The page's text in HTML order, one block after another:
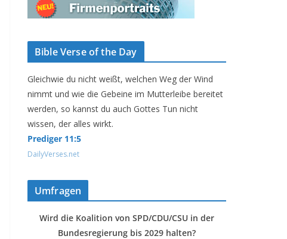
Bible Verse of the Day
Gleichwie du nicht weißt, welchen Weg der Wind
nimmt und wie die Gebeine im Mutterleibe bereitet
werden, so kannst du auch Gottes Tun nicht
wissen, der alles wirkt.
Prediger 11:5
DailyVerses.net
Umfragen
Wird die Koalition von SPD/CDU/CSU in der
Bundesregierung bis 2029 halten?